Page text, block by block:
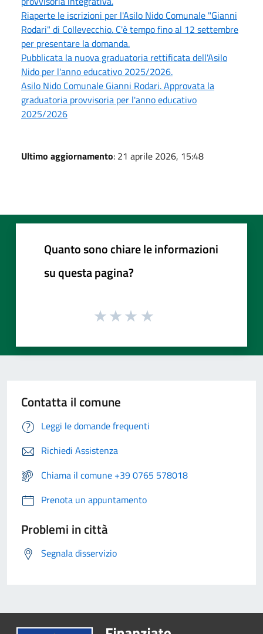
Riaperte le iscrizioni per l'Asilo Nido Comunale "Gianni
Rodari" di Collevecchio. C'è tempo fino al 12 settembre
per presentare la domanda.
Pubblicata la nuova graduatoria rettificata dell'Asilo
Nido per l'anno educativo 2025/2026.
Asilo Nido Comunale Gianni Rodari. Approvata la
graduatoria provvisoria per l'anno educativo
2025/2026
Ultimo aggiornamento: 21 aprile 2026, 15:48
Quanto sono chiare le informazioni
su questa pagina?
Contatta il comune
Leggi le domande frequenti
Richiedi Assistenza
Chiama il comune +39 0765 578018
Prenota un appuntamento
Problemi in città
Segnala disservizio